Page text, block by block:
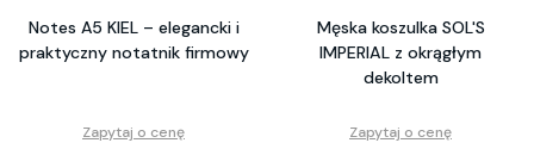
Notes A5 KIEL – elegancki i
praktyczny notatnik firmowy
Zapytaj o cenę
Męska koszulka SOL'S
IMPERIAL z okrągłym
dekoltem
Zapytaj o cenę